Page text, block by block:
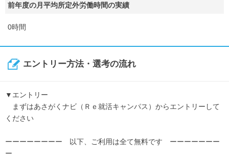
前年度の月平均所定外労働時間の実績
0時間
エントリー方法・選考の流れ
▼エントリー
まずはあさがくナビ（Ｒｅ就活キャンパス）からエントリーして
ください
ーーーーーーーー 以下、ご利用は全て無料です ーーーーーーー
ー